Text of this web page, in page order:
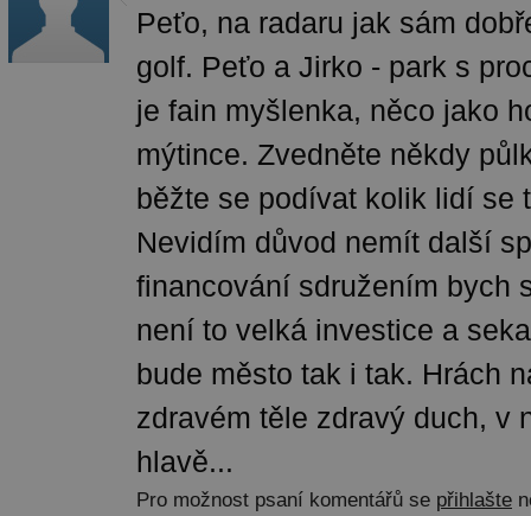
Peťo, na radaru jak sám
golf. Peťo a Jirko - park s
je fain myšlenka, něco jako
mýtince. Zvedněte někdy
běžte se podívat kolik lidí se
Nevidím důvod nemít další
financování sdružením bych
není to velká investice a
bude město tak i tak. Hrách
zdravém těle zdravý duch, v
hlavě...
Pro možnost psaní komentářů se přihlašte